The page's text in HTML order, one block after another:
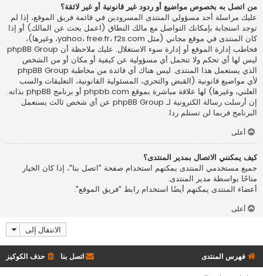
من اتصل به بخصوص مواضيع أو ردود غير قانونية أو غير لائقة؟
عليك مراسلة أحد مسؤولي المنتدى المسرودين في قائمة فريق الموقع، إذا لم
توجد استجابة بإمكانك التواصل مع مالك النطاق (اعمل بحث عن المالك) أو إذا
كان المنتدى في موقع مجاني (مثل yahoo، free.fr، f2s.com، وغيرها)،
فخاطب إدارة الموقع أو إدارة سوء الاستغلال. عليك ملاحظة أن phpBB Group
ليس لها أي تحكم ولا تتحمل أي مسؤولية عن كيفية أو مكان أو من الشخص
الذي يستعمل هذا المنتدى. ليس هناك أي فائدة من مخاطبة phpBB Group
لأي مواضيع قانونية (القبض والتحري، المسئولية القانونية، التعليقات والسب
العلني، وغيرها) لها علاقة مباشرة بموقع phpbb.com أو برنامج phpBB بذاته.
إن أرسلت رسالة الكترونية لـ phpBB Group عن أي شخص ثالث يستعمل
البرنامج فربما لن تستلم ردا.
أعلى
كيف يمكنني الاتصال بمدير المنتدى؟
جميع مستخدمي المنتدى يمكنهم استخدام صفحة "اتصل بنا"، إذا كان الخيار
متاحًا بواسطة مدير المنتدى.
أعضاء المنتدى يمكنهم أيضًا استخدام رابط "فريق الموقع".
أعلى
الانتقال إلى
فهرس المنتدى حذف الكوكيز اتصل بنا